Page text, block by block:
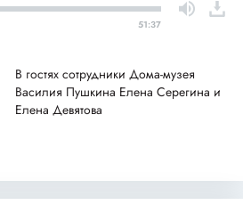
51:37
В гостях сотрудники Дома-музея
Василия Пушкина Елена Серегина и
Елена Девятова